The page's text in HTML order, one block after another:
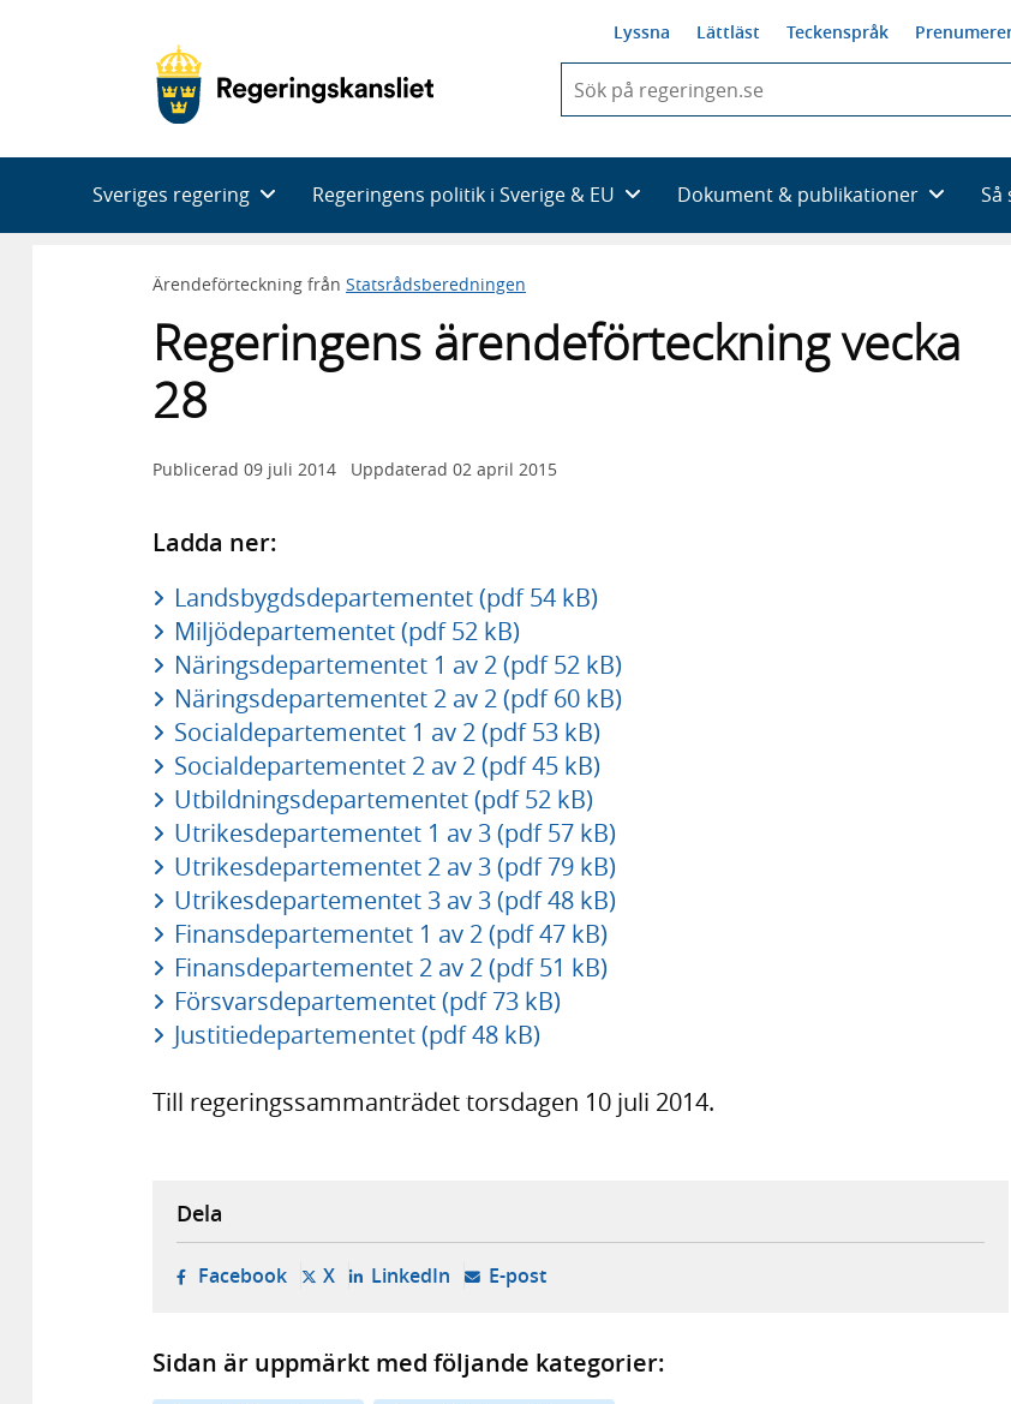
Lyssna Lättläst Teckenspråk
du
skriva
framträder
en
Sveriges regering Regeringens politik i Sverige & EU Dokument & publikationer Så
Ärendeförteckning från Statsrådsberedningen
Regeringens ärendeförteckning vecka
28
Publicerad 09 juli 2014 Uppdaterad 02 april 2015
Ladda ner:
Landsbygdsdepartementet (pdf 54 kB)
Miljödepartementet (pdf 52 kB)
Näringsdepartementet 1 av 2 (pdf 52 kB)
Näringsdepartementet 2 av 2 (pdf 60 kB)
Socialdepartementet 1 av 2 (pdf 53 kB)
Socialdepartementet 2 av 2 (pdf 45 kB)
Utbildningsdepartementet (pdf 52 kB)
Utrikesdepartementet 1 av 3 (pdf 57 kB)
Utrikesdepartementet 2 av 3 (pdf 79 kB)
Utrikesdepartementet 3 av 3 (pdf 48 kB)
Finansdepartementet 1 av 2 (pdf 47 kB)
Finansdepartementet 2 av 2 (pdf 51 kB)
Försvarsdepartementet (pdf 73 kB)
Justitiedepartementet (pdf 48 kB)
Till regeringssammanträdet torsdagen 10 juli 2014.
Dela
Facebook- öppnas i ny flik, extern webbplats,
X- öppnas i ny flik, extern webbplats,
LinkedIn- öppnas i ny flik, extern webbplats,
E-post- öppnar din e-postklient,
Sidan är uppmärkt med följande kategorier: